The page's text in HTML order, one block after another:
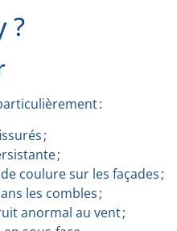
?
:
;
;
coulure sur les façades ;
les combles ;
anormal au vent ;